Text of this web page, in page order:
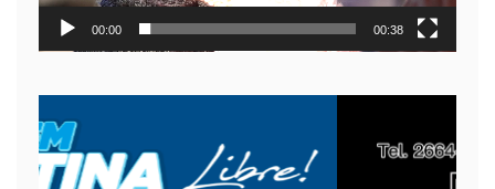
00:00 00:38